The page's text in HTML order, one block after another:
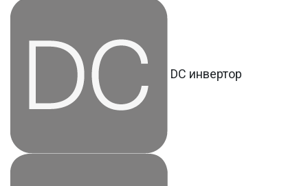
DC инвертор